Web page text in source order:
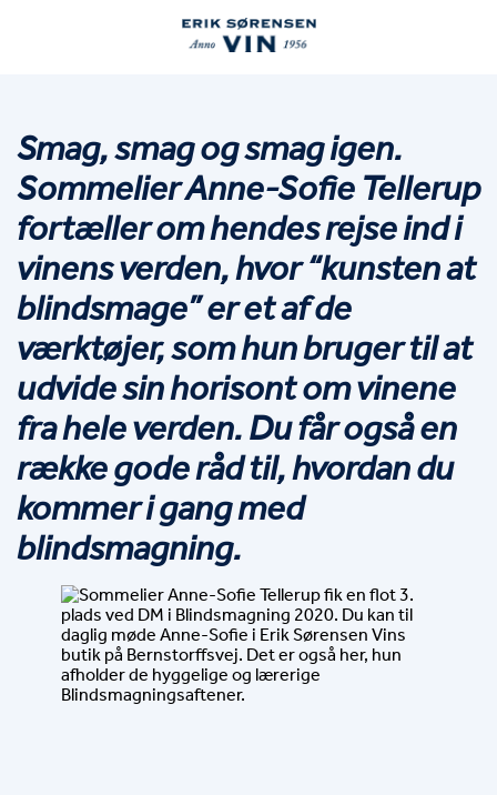
Smag, smag og smag igen.
Sommelier Anne-Sofie Tellerup
fortæller om hendes rejse ind i
vinens verden, hvor “kunsten at
blindsmage” er et af de
værktøjer, som hun bruger til at
udvide sin horisont om vinene
fra hele verden. Du får også en
række gode råd til, hvordan du
kommer i gang med
blindsmagning.